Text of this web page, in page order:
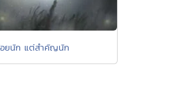
ยนัก แต่สำคัญนัก